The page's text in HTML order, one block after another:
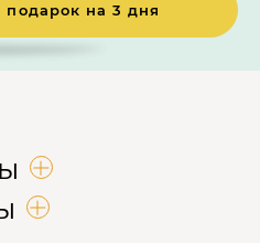
подарок на 3 дня